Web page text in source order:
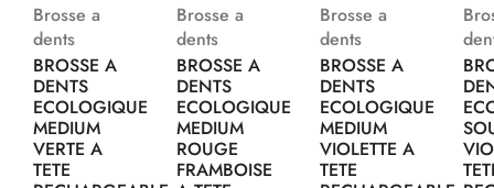
Brosse a
dents
BROSSE A
DENTS
ECOLOGIQUE
MEDIUM
VERTE A
TETE
Brosse a
dents
BROSSE A
DENTS
ECOLOGIQUE
MEDIUM
ROUGE
FRAMBOISE
Brosse a
dents
BROSSE A
DENTS
ECOLOGIQUE
MEDIUM
VIOLETTE A
TETE